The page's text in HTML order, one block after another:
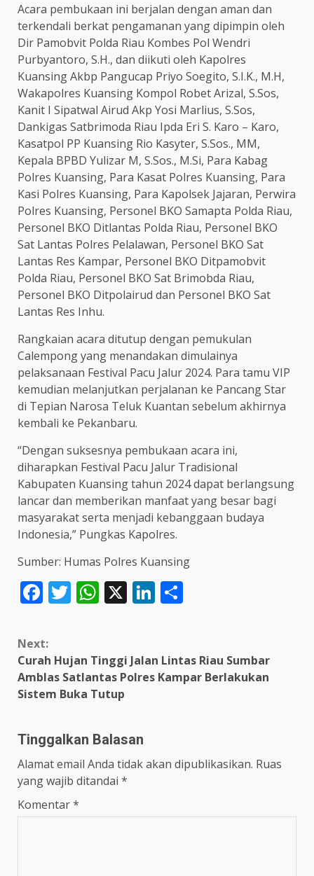
Acara pembukaan ini berjalan dengan aman dan
terkendali berkat pengamanan yang dipimpin oleh
Dir Pamobvit Polda Riau Kombes Pol Wendri
Purbyantoro, S.H., dan diikuti oleh Kapolres
Kuansing Akbp Pangucap Priyo Soegito, S.I.K., M.H,
Wakapolres Kuansing Kompol Robet Arizal, S.Sos,
Kanit I Sipatwal Airud Akp Yosi Marlius, S.Sos,
Dankigas Satbrimoda Riau Ipda Eri S. Karo – Karo,
Kasatpol PP Kuansing Rio Kasyter, S.Sos., MM,
Kepala BPBD Yulizar M, S.Sos., M.Si, Para Kabag
Polres Kuansing, Para Kasat Polres Kuansing, Para
Kasi Polres Kuansing, Para Kapolsek Jajaran, Perwira
Polres Kuansing, Personel BKO Samapta Polda Riau,
Personel BKO Ditlantas Polda Riau, Personel BKO
Sat Lantas Polres Pelalawan, Personel BKO Sat
Lantas Res Kampar, Personel BKO Ditpamobvit
Polda Riau, Personel BKO Sat Brimobda Riau,
Personel BKO Ditpolairud dan Personel BKO Sat
Lantas Res Inhu.
Rangkaian acara ditutup dengan pemukulan
Calempong yang menandakan dimulainya
pelaksanaan Festival Pacu Jalur 2024. Para tamu VIP
kemudian melanjutkan perjalanan ke Pancang Star
di Tepian Narosa Teluk Kuantan sebelum akhirnya
kembali ke Pekanbaru.
“Dengan suksesnya pembukaan acara ini,
diharapkan Festival Pacu Jalur Tradisional
Kabupaten Kuansing tahun 2024 dapat berlangsung
lancar dan memberikan manfaat yang besar bagi
masyarakat serta menjadi kebanggaan budaya
Indonesia,” Pungkas Kapolres.
Sumber: Humas Polres Kuansing
Facebook
Twitter
WhatsApp
X LinkedIn
Continue
Reading
Next:
Curah Hujan Tinggi Jalan Lintas Riau Sumbar
Amblas Satlantas Polres Kampar Berlakukan
Sistem Buka Tutup
Tinggalkan Balasan
Alamat email Anda tidak akan dipublikasikan. Ruas
yang wajib ditandai *
Komentar*